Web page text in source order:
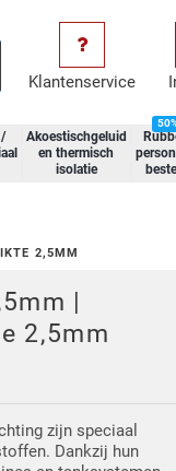
Klantenservice
Akoestischgeluid
en thermisch
isolatie
2,5MM
|
2,5mm
zijn speciaal
Dankzij hun